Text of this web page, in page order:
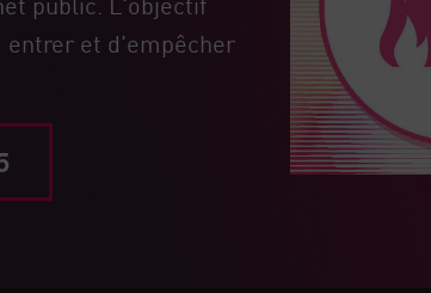
et d'empêcher